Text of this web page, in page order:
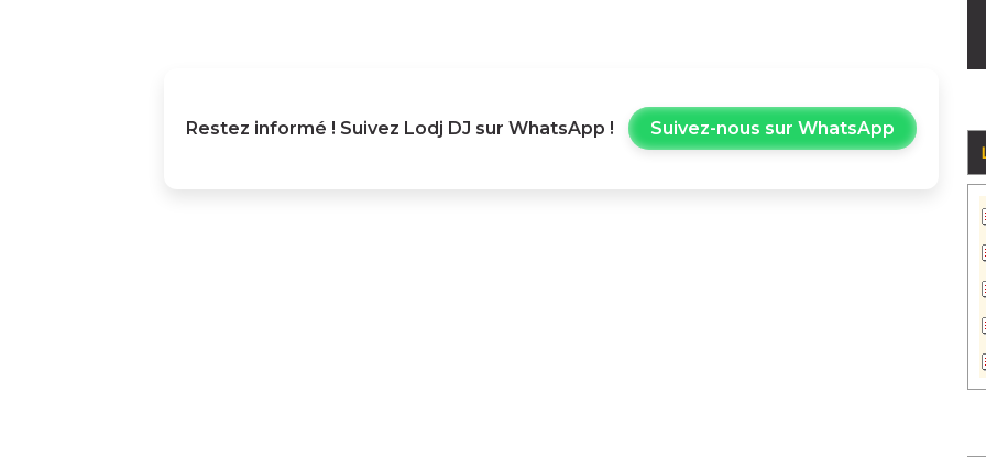
Restez informé ! Suivez Lodj DJ sur WhatsApp ! Suivez-nous sur WhatsApp